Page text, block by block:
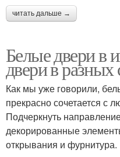
читать дальше →
Белые двери в
двери в разных
Как мы уже говорили,
прекрасно сочетается с
Подчеркнуть
декорированные
открывания и фурнитура.